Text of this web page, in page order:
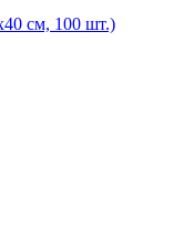
см, 100 шт.)